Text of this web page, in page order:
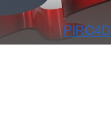
PIRO4D